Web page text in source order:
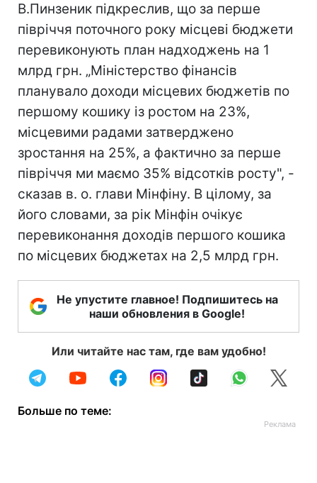
В.Пинзеник підкреслив, що за перше
півріччя поточного року місцеві бюджети
перевиконують план надходжень на 1
млрд грн. „Міністерство фінансів
планувало доходи місцевих бюджетів по
першому кошику із ростом на 23%,
місцевими радами затверджено
зростання на 25%, а фактично за перше
півріччя ми маємо 35% відсотків росту", -
сказав в. о. глави Мінфіну. В цілому, за
його словами, за рік Мінфін очікує
перевиконання доходів першого кошика
по місцевих бюджетах на 2,5 млрд грн.
Не упустите главное! Подпишитесь на
наши обновления в Google!
Или читайте нас там, где вам удобно!
Больше по теме: